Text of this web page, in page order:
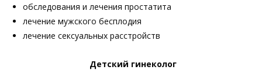
обследования и лечения простатита
лечение мужского бесплодия
лечение сексуальных расстройств
Детский гинеколог